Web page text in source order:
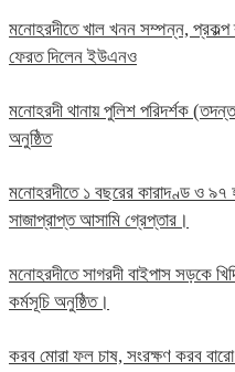
মনোহরদীতে খাল খনন সম্পন্ন, প্রকল্প
ফেরত দিলেন ইউএনও
মনোহরদী থানায় পুলিশ পরিদর্শক
অনুষ্ঠিত
মনোহরদীতে ১ বছরের কারাদণ্ড ও ৯৭
সাজাপ্রাপ্ত আসামি গ্রেপ্তার।
মনোহরদীতে সাগরদী বাইপাস সড়কে
কর্মসূচি অনুষ্ঠিত।
করব মোরা ফল চাষ, সংরক্ষণ করব